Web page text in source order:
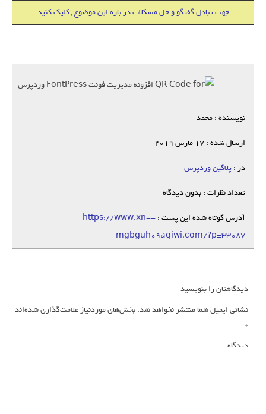
جهت تبادل گفتگو و حل مشکلات در باره این موضوع , کلیک کنید
نویسنده : محمد
ارسال شده : 17 مارس 2019
در :پلاگین وردپرس
تعداد نظرات : بدون دیدگاه
آدرس کوتاه شده این پست :https://www.xn--
mgbguh09aqiwi.com/?p=33087
دیدگاهتان را بنویسید
نشانی ایمیل شما منتشر نخواهد شد.بخش‌های موردنیاز علامت‌گذاری شده‌اند
*
دیدگاه